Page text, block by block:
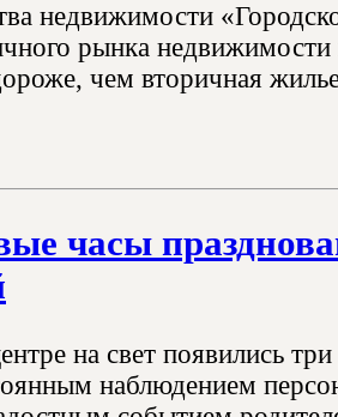
недвижимости
рынка
чем вторичная
часы
на свет появились
наблюдением